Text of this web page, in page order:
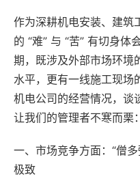
作为深耕机电安装、建筑
的 “难” 与 “苦” 有切身
期，既涉及外部市场环境
水平，更有一线施工现场
机电公司的经营情况，谈
让我们的管理者不寒而栗：
一、市场竞争方面：“僧
极致